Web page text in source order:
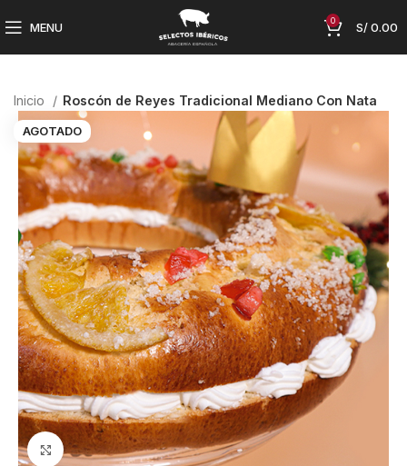
MENU 0 S/0.00
Inicio Roscón de Reyes Tradicional Mediano Con Nata
AGOTADO
Click to enlarge